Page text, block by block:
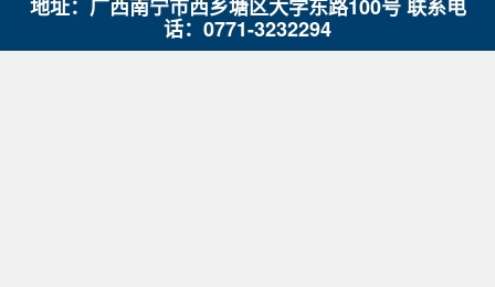
地址：广西南宁市西乡塘区大学东路100号 联系电
话：0771-3232294